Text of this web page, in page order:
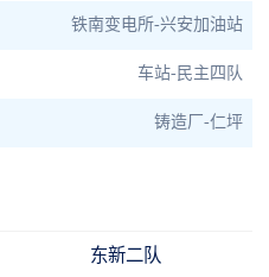
铁南变电所-兴安加油站
车站-民主四队
铸造厂-仁坪
东新二队